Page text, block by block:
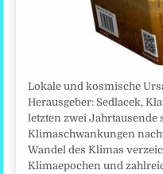
Lokale und kosmische
Herausgeber: Sedlacek,
letzten zwei Jahrtausende
Klimaschwankungen
Wandel des Klimas
Klimaepochen und